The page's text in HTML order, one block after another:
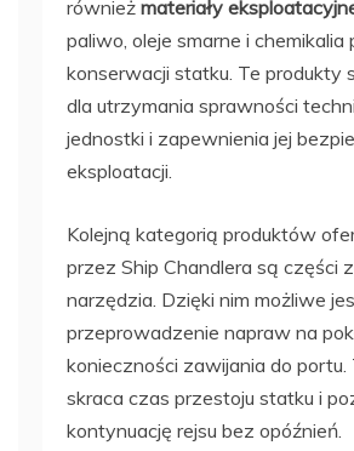
również materiały
paliwo, oleje smarne i chemikalia
konserwacji statku. Te produkty
dla utrzymania sprawności
jednostki i zapewnienia jej
eksploatacji.
Kolejną kategorią produktów
przez Ship Chandlera są części
narzędzia. Dzięki nim możliwe
przeprowadzenie napraw na
konieczności zawijania do portu.
skraca czas przestoju statku i
kontynuację rejsu bez opóźnień.